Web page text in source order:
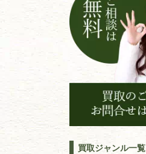
買取ジャンル一覧